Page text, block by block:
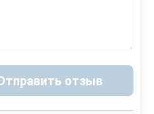
отзыв